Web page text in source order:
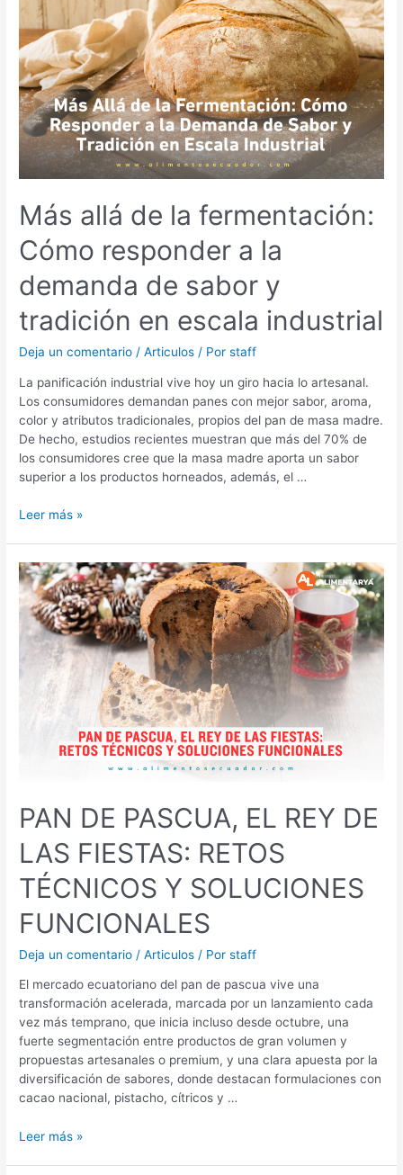
Más allá de la fermentación:
Cómo responder a la
demanda de sabor y
tradición en escala industrial
Deja un comentario /Articulos / Porstaff
La panificación industrial vive hoy un giro hacia lo artesanal.
Los consumidores demandan panes con mejor sabor, aroma,
color y atributos tradicionales, propios del pan de masa madre.
De hecho, estudios recientes muestran que más del 70% de
los consumidores cree que la masa madre aporta un sabor
superior a los productos horneados, además, el …
de
la
fermentación:
Cómo
responder
a
la
demanda
de
sabor
tradición
escala
Leer más »
PAN DE PASCUA, EL REY DE
LAS FIESTAS: RETOS
TÉCNICOS Y SOLUCIONES
FUNCIONALES
Deja un comentario /Articulos / Porstaff
El mercado ecuatoriano del pan de pascua vive una
transformación acelerada, marcada por un lanzamiento cada
vez más temprano, que inicia incluso desde octubre, una
fuerte segmentación entre productos de gran volumen y
propuestas artesanales o premium, y una clara apuesta por la
diversificación de sabores, donde destacan formulaciones con
cacao nacional, pistacho, cítricos y …
PAN
DE
PASCUA,
EL
REY
DE
FIESTAS:
RETOS
TÉCNICOS
Leer más »